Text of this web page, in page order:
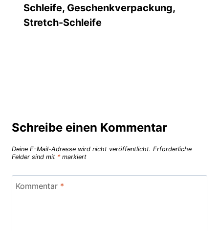
Schleife, Geschenkverpackung,
Stretch-Schleife
Schreibe einen Kommentar
Deine E-Mail-Adresse wird nicht veröffentlicht. Erforderliche
Felder sind mit *markiert
Kommentar *